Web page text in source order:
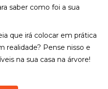
saber como foi a sua
que irá colocar em prática
realidade? Pense nisso e
na sua casa na árvore!